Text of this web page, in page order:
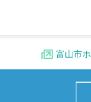
富山市